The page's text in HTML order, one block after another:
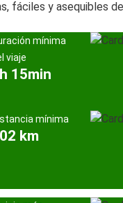
fáciles y asequibles
mínima
viaje
15min
mínima
km